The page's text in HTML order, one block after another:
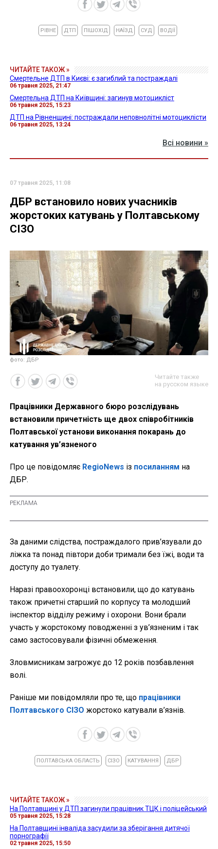
РІВНЕ ДТП ПІШОХІД НАЇЗД СУД ВОДІЇ
ЧИТАЙТЕ ТАКОЖ »
Смертельне ДТП в Києві: є загиблий та постраждалі
06 травня 2025, 21:47
Смертельна ДТП на Київщині: загинув мотоцикліст
06 травня 2025, 15:23
ДТП на Рівненщині: постраждали неповнолітні мотоциклісти
06 травня 2025, 13:24
Всі новини »
07 травня 2025, 11:08
ДБР встановило нових учасників
жорстоких катувань у Полтавському
СІЗО
фото: ДБР
Читайте также
на русском языке
Працівники Державного бюро розслідувань
встановили причетність ще двох співробітників
Полтавської установи виконання покарань до
катування ув’язненого
Про це повідомляє RegioNews із посиланням на
ДБР.
За даними слідства, постраждалого прив’язували до
ліжка та понад півтори доби тримали без їжі, води та
доступу до туалету.
Наразі правоохоронці встановили, що до катувань
також причетні старший по корпусу та молодший
інспектор відділу режиму і охорони. Вони брали
участь у жорстокому поводженні з ув’язненим і так
само застосовували фізичні обмеження.
Зловмисникам загрожує до 12 років позбавлення
волі.
Раніше ми повідомляли про те, що працівники
Полтавського СІЗО жорстоко катували в’язнів.
ПОЛТАВСЬКА ОБЛАСТЬ СІЗО КАТУВАННЯ ДБР
ЧИТАЙТЕ ТАКОЖ »
На Полтавщині у ДТП загинули працівник ТЦК і поліцейський
05 травня 2025, 15:28
На Полтавщині інваліда засудили за зберігання дитячої
порнографії
02 травня 2025, 15:50